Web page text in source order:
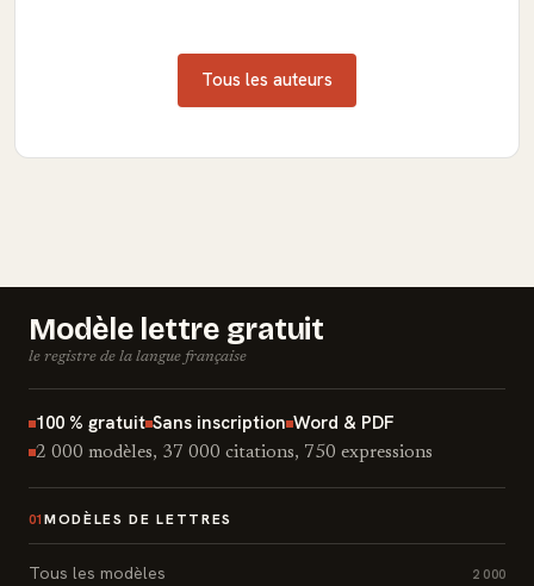
Tous les auteurs
Modèle lettre gratuit
le registre de la langue française
100 % gratuit Sans inscription Word & PDF
2 000 modèles, 37 000 citations, 750 expressions
01 MODÈLES DE LETTRES
Tous les modèles 2 000